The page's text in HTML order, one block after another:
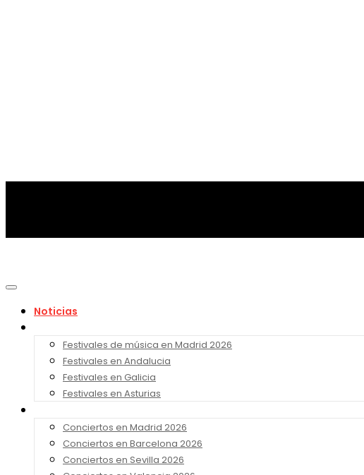
Noticias
Festivales de música en Madrid 2026
Festivales en Andalucia
Festivales en Galicia
Festivales en Asturias
Conciertos en Madrid 2026
Conciertos en Barcelona 2026
Conciertos en Sevilla 2026